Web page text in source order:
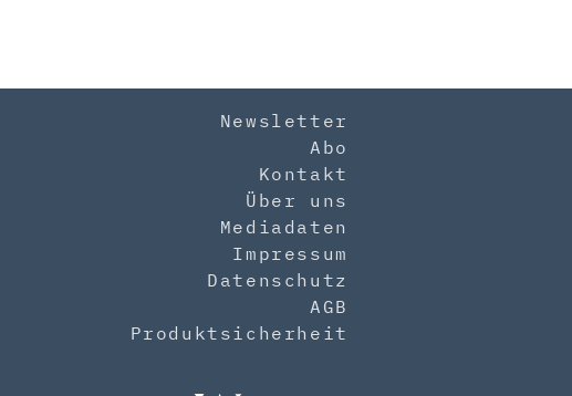
Newsletter
Abo
Kontakt
Über uns
Mediadaten
Impressum
Datenschutz
AGB
Produktsicherheit